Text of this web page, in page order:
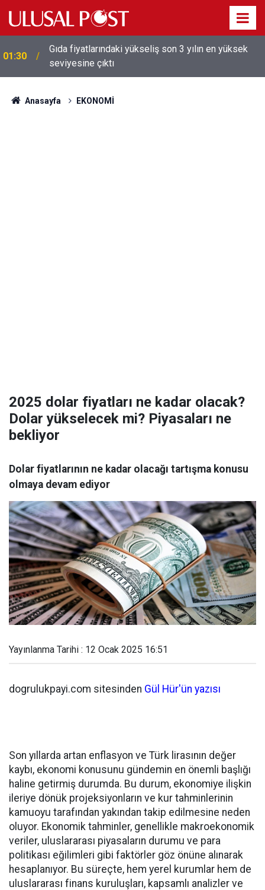
01:26
Galatasaray'dan sekiz kişi hakkında savcılığa suç
duyurusu
Anasayfa EKONOMİ
2025 dolar fiyatları ne kadar olacak?
Dolar yükselecek mi? Piyasaları ne
bekliyor
Dolar fiyatlarının ne kadar olacağı tartışma konusu
olmaya devam ediyor
Yayınlanma Tarihi : 12 Ocak 2025 16:51
dogrulukpayi.com sitesinden Gül Hür'ün yazısı
Son yıllarda artan enflasyon ve Türk lirasının değer
kaybı, ekonomi konusunu gündemin en önemli başlığı
haline getirmiş durumda. Bu durum, ekonomiye ilişkin
ileriye dönük projeksiyonların ve kur tahminlerinin
kamuoyu tarafından yakından takip edilmesine neden
oluyor. Ekonomik tahminler, genellikle makroekonomik
veriler, uluslararası piyasaların durumu ve para
politikası eğilimleri gibi faktörler göz önüne alınarak
hesaplanıyor. Bu süreçte, hem yerel kurumlar hem de
uluslararası finans kuruluşları, kapsamlı analizler ve